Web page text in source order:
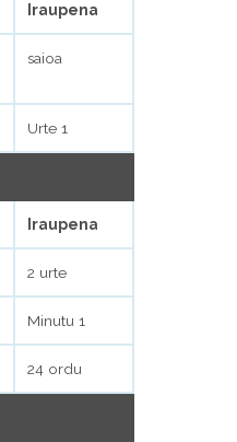
Iraupena
saioa
Urte 1
Iraupena
2 urte
Minutu 1
24 ordu